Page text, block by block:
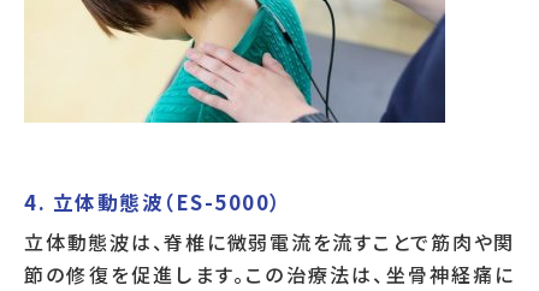
4. 立体動態波（ES-5000）
立体動態波は、脊椎に微弱電流を流すことで筋肉や関
節の修復を促進します。この治療法は、坐骨神経痛に